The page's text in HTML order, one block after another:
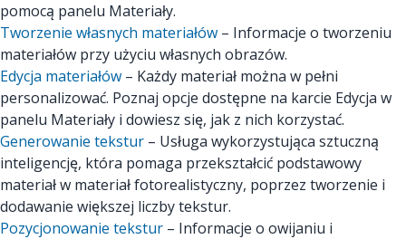
pomocą panelu Materiały.
Tworzenie własnych materiałów – Informacje o tworzeniu
materiałów przy użyciu własnych obrazów.
Edycja materiałów – Każdy materiał można w pełni
personalizować. Poznaj opcje dostępne na karcie Edycja w
panelu Materiały i dowiesz się, jak z nich korzystać.
Generowanie tekstur – Usługa wykorzystująca sztuczną
inteligencję, która pomaga przekształcić podstawowy
materiał w materiał fotorealistyczny, poprzez tworzenie i
dodawanie większej liczby tekstur.
Pozycjonowanie tekstur – Informacje o owijaniu i